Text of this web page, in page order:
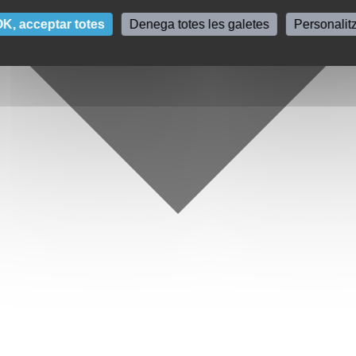
acceptar totes Denega totes les galetes